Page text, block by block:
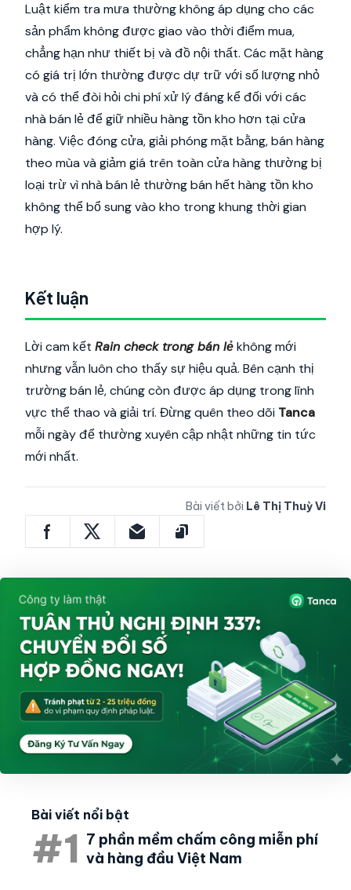
Luật kiểm tra mưa thường không áp dụng cho các
sản phẩm không được giao vào thời điểm mua,
chẳng hạn như thiết bị và đồ nội thất. Các mặt hàng
có giá trị lớn thường được dự trữ với số lượng nhỏ
và có thể đòi hỏi chi phí xử lý đáng kể đối với các
nhà bán lẻ để giữ nhiều hàng tồn kho hơn tại cửa
hàng. Việc đóng cửa, giải phóng mặt bằng, bán hàng
theo mùa và giảm giá trên toàn cửa hàng thường bị
loại trừ vì nhà bán lẻ thường bán hết hàng tồn kho
không thể bổ sung vào kho trong khung thời gian
hợp lý.
Kết luận
Lời cam kết Rain check trong bán lẻkhông mới
nhưng vẫn luôn cho thấy sự hiệu quả. Bên cạnh thị
trường bán lẻ, chúng còn được áp dụng trong lĩnh
vực thể thao và giải trí. Đừng quên theo dõi Tanca
mỗi ngày để thường xuyên cập nhật những tin tức
mới nhất.
Bài viết bởi Lê Thị Thuỳ Vi
Bài viết nổi bật
#1 7 phần mềm chấm công miễn phí
và hàng đầu Việt Nam